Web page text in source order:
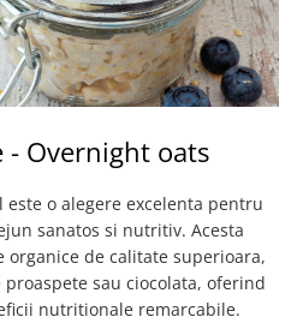
- Overnight oats
este o alegere excelenta pentru
sanatos si nutritiv. Acesta
de calitate superioara,
sau ciocolata, oferind
nutritionale remarcabile.